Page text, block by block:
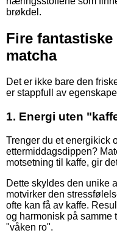
brøkdel.
Fire
matcha
Det er ikke bare den
er stappfull av
1. Energi uten
Trenger du et energikick
ettermiddagsdippen?
motsetning til kaffe, gir
Dette skyldes den unike
motvirker den
ofte kan få av kaffe.
og harmonisk på samme
"våken ro".